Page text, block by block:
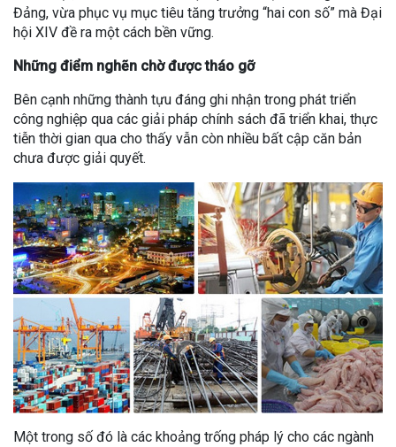
Đảng, vừa phục vụ mục tiêu tăng trưởng “hai con số” mà Đại
hội XIV đề ra một cách bền vững.
Những điểm nghẽn chờ được tháo gỡ
Bên cạnh những thành tựu đáng ghi nhận trong phát triển
công nghiệp qua các giải pháp chính sách đã triển khai, thực
tiễn thời gian qua cho thấy vẫn còn nhiều bất cập căn bản
chưa được giải quyết.
Một trong số đó là các khoảng trống pháp lý cho các ngành